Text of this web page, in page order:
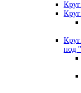
под